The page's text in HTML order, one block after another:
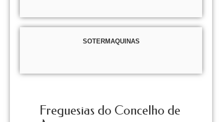
SOTERMAQUINAS
Freguesias do Concelho de